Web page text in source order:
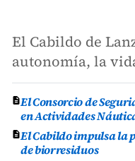
El Cabildo de
autonomía, la
El Consorcio de
en Actividades
El Cabildo impulsa la
de biorresiduos